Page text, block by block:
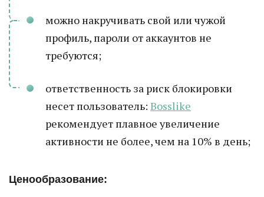
можно накручивать свой или чужой
профиль, пароли от аккаунтов не
требуются;
ответственность за риск блокировки
несет пользователь: Bosslike
рекомендует плавное увеличение
активности не более, чем на 10% в день;
Ценообразование: